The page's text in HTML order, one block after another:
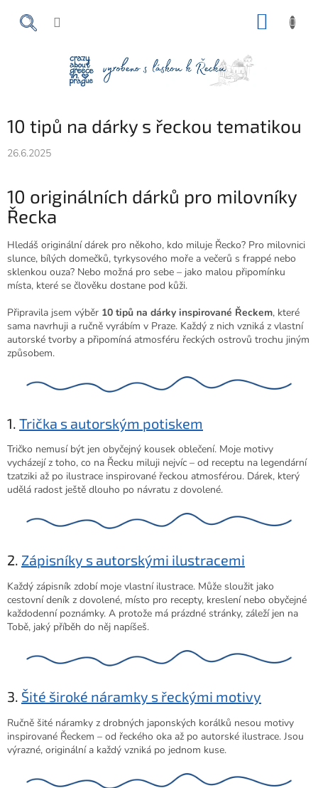
10 tipů na dárky s řeckou tematikou
26.6.2025
10 originálních dárků pro milovníky
Řecka
Hledáš originální dárek pro někoho, kdo miluje Řecko? Pro milovnici
slunce, bílých domečků, tyrkysového moře a večerů s frappé nebo
sklenkou ouza? Nebo možná pro sebe – jako malou připomínku
místa, které se člověku dostane pod kůži.
Připravila jsem výběr 10 tipů na dárky inspirované Řeckem, které
sama navrhuji a ručně vyrábím v Praze. Každý z nich vzniká z vlastní
autorské tvorby a připomíná atmosféru řeckých ostrovů trochu jiným
způsobem.
1. Trička s autorským potiskem
Tričko nemusí být jen obyčejný kousek oblečení. Moje motivy
vycházejí z toho, co na Řecku miluji nejvíc – od receptu na legendární
tzatziki až po ilustrace inspirované řeckou atmosférou. Dárek, který
udělá radost ještě dlouho po návratu z dovolené.
2. Zápisníky s autorskými ilustracemi
Každý zápisník zdobí moje vlastní ilustrace. Může sloužit jako
cestovní deník z dovolené, místo pro recepty, kreslení nebo obyčejné
každodenní poznámky. A protože má prázdné stránky, záleží jen na
Tobě, jaký příběh do něj napíšeš.
3. Šité široké náramky s řeckými motivy
Ručně šité náramky z drobných japonských korálků nesou motivy
inspirované Řeckem – od řeckého oka až po autorské ilustrace. Jsou
výrazné, originální a každý vzniká po jednom kuse.